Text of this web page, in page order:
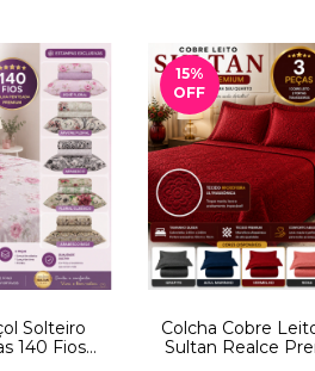
Solteiro
140 Fios
15%
OFF
Colcha Cobre
Sultan Realce